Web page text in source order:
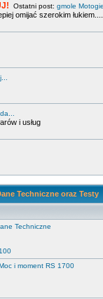
Ostatni post: gmole
omijać szerokim
i usług
Techniczne oraz Testy
Techniczne
i moment RS 1700